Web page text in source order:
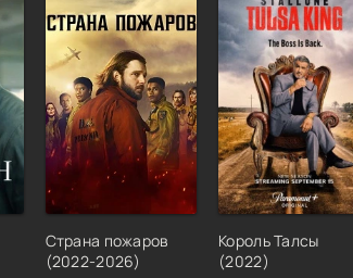
Страна пожаров
(2022-2026)
Король Талсы
(2022)